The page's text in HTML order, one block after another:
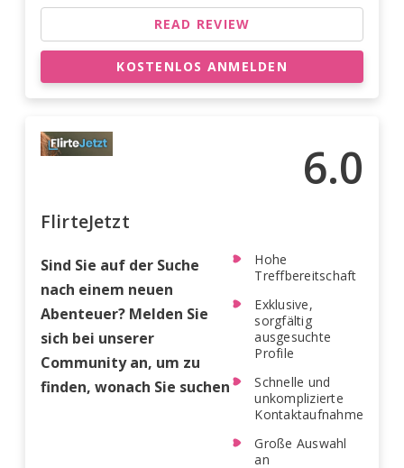
READ REVIEW
KOSTENLOS ANMELDEN
6.0
FlirteJetzt
Sind Sie auf der Suche
nach einem neuen
Abenteuer? Melden Sie
sich bei unserer
Community an, um zu
finden, wonach Sie suchen
Hohe
Treffbereitschaft
Exklusive,
sorgfältig
ausgesuchte
Profile
Schnelle und
unkomplizierte
Kontaktaufnahme
Große Auswahl
an